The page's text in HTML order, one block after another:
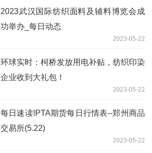
2023武汉国际纺织面料及辅料博览会成
功举办_每日动态
2023-05-22
环球实时：柯桥发放用电补贴，纺织印染
企业收到大礼包！
2023-05-22
每日速读!PTA期货每日行情表--郑州商品
交易所(5.22)
2023-05-22